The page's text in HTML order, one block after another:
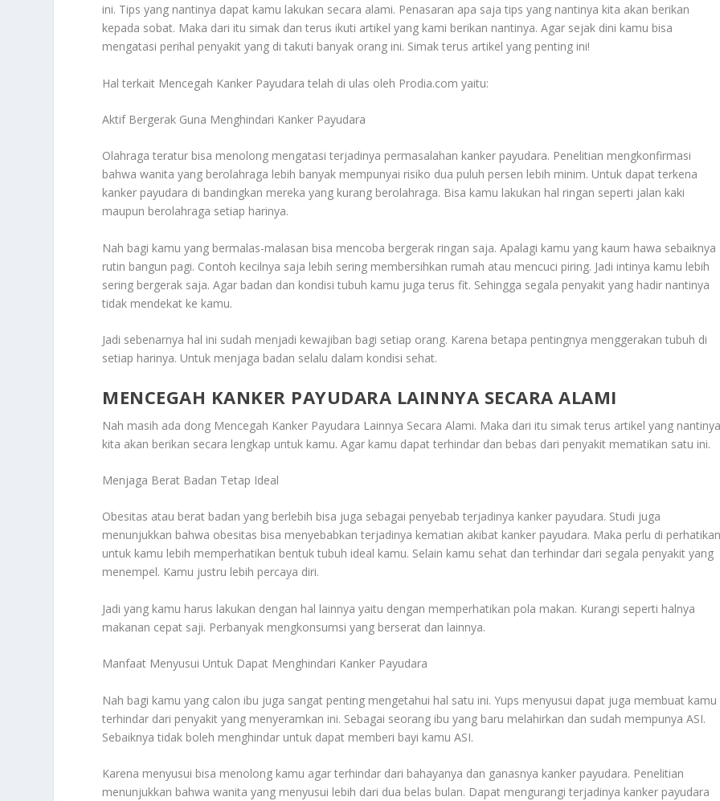
ini. Tips yang nantinya dapat kamu lakukan secara alami. Penasaran apa saja tips yang nantinya kita akan berikan
kepada sobat. Maka dari itu simak dan terus ikuti artikel yang kami berikan nantinya. Agar sejak dini kamu bisa
mengatasi perihal penyakit yang di takuti banyak orang ini. Simak terus artikel yang penting ini!
Hal terkait Mencegah Kanker Payudara telah di ulas oleh Prodia.com yaitu:
Aktif Bergerak Guna Menghindari Kanker Payudara
Olahraga teratur bisa menolong mengatasi terjadinya permasalahan kanker payudara. Penelitian mengkonfirmasi
bahwa wanita yang berolahraga lebih banyak mempunyai risiko dua puluh persen lebih minim. Untuk dapat terkena
kanker payudara di bandingkan mereka yang kurang berolahraga. Bisa kamu lakukan hal ringan seperti jalan kaki
maupun berolahraga setiap harinya.
Nah bagi kamu yang bermalas-malasan bisa mencoba bergerak ringan saja. Apalagi kamu yang kaum hawa sebaiknya
rutin bangun pagi. Contoh kecilnya saja lebih sering membersihkan rumah atau mencuci piring. Jadi intinya kamu lebih
sering bergerak saja. Agar badan dan kondisi tubuh kamu juga terus fit. Sehingga segala penyakit yang hadir nantinya
tidak mendekat ke kamu.
Jadi sebenarnya hal ini sudah menjadi kewajiban bagi setiap orang. Karena betapa pentingnya menggerakan tubuh di
setiap harinya. Untuk menjaga badan selalu dalam kondisi sehat.
MENCEGAH KANKER PAYUDARA LAINNYA SECARA ALAMI
Nah masih ada dong Mencegah Kanker Payudara Lainnya Secara Alami. Maka dari itu simak terus artikel yang
kita akan berikan secara lengkap untuk kamu. Agar kamu dapat terhindar dan bebas dari penyakit mematikan satu ini.
Menjaga Berat Badan Tetap Ideal
Obesitas atau berat badan yang berlebih bisa juga sebagai penyebab terjadinya kanker payudara. Studi juga
menunjukkan bahwa obesitas bisa menyebabkan terjadinya kematian akibat kanker payudara. Maka perlu di
untuk kamu lebih memperhatikan bentuk tubuh ideal kamu. Selain kamu sehat dan terhindar dari segala penyakit yang
menempel. Kamu justru lebih percaya diri.
Jadi yang kamu harus lakukan dengan hal lainnya yaitu dengan memperhatikan pola makan. Kurangi seperti halnya
makanan cepat saji. Perbanyak mengkonsumsi yang berserat dan lainnya.
Manfaat Menyusui Untuk Dapat Menghindari Kanker Payudara
Nah bagi kamu yang calon ibu juga sangat penting mengetahui hal satu ini. Yups menyusui dapat juga membuat kamu
terhindar dari penyakit yang menyeramkan ini. Sebagai seorang ibu yang baru melahirkan dan sudah mempunya ASI.
Sebaiknya tidak boleh menghindar untuk dapat memberi bayi kamu ASI.
Karena menyusui bisa menolong kamu agar terhindar dari bahayanya dan ganasnya kanker payudara. Penelitian
menunjukkan bahwa wanita yang menyusui lebih dari dua belas bulan. Dapat mengurangi terjadinya kanker payudara